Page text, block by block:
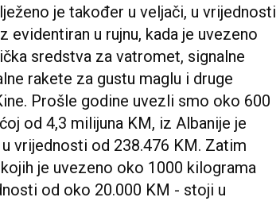
je također u veljači, u vrijednosti
evidentiran u rujnu, kada je uvezeno
sredstva za vatromet, signalne
rakete za gustu maglu i druge
Prošle godine uvezli smo oko 600
od 4,3 milijuna KM, iz Albanije je
vrijednosti od 238.476 KM. Zatim
je uvezeno oko 1000 kilograma
od oko 20.000 KM - stoji u